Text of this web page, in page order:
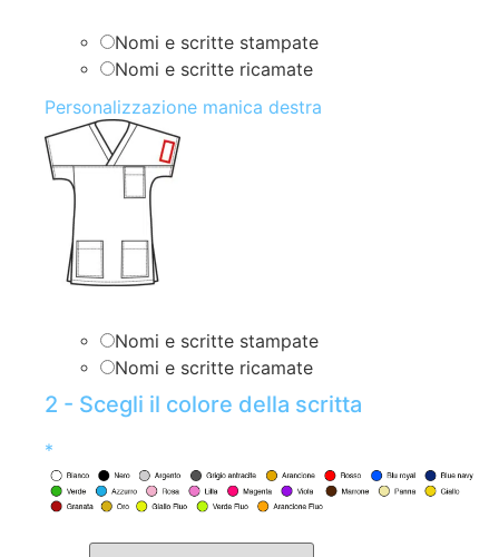
Nomi e scritte stampate
Nomi e scritte ricamate
Personalizzazione manica destra
Nomi e scritte stampate
Nomi e scritte ricamate
2 - Scegli il colore della scritta
*